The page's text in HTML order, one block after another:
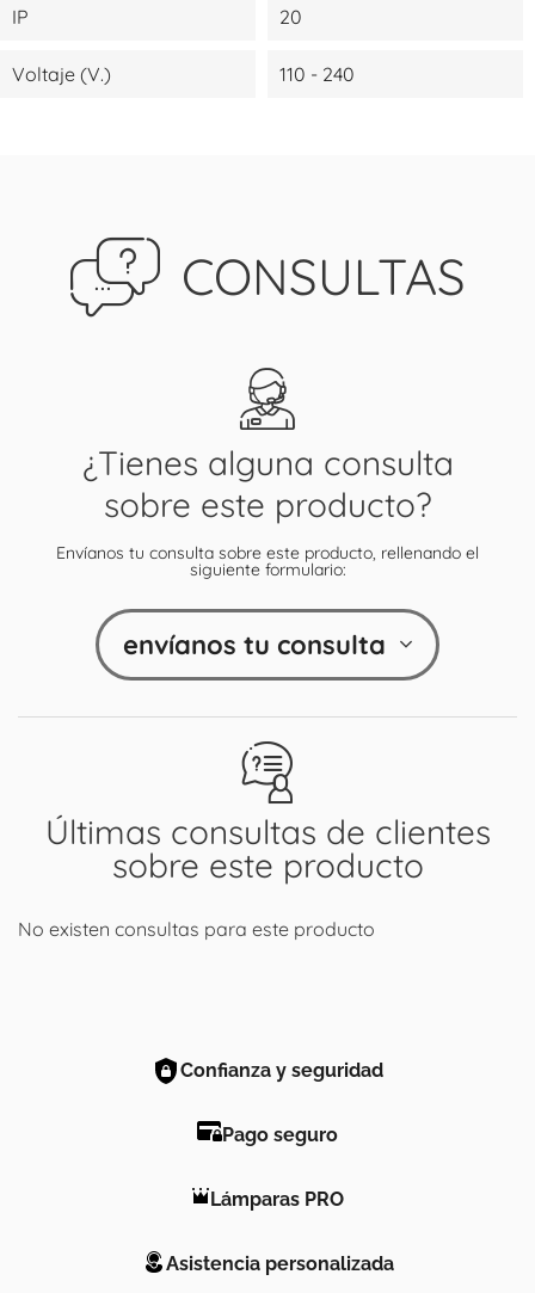
IP 20
Voltaje (V.) 110 - 240
CONSULTAS
Últimas consultas de clientes
sobre este producto
No existen consultas para este producto
¿Tienes alguna consulta
sobre este producto?
Envíanos tu consulta sobre este producto, rellenando el
siguiente formulario:
envíanos tu consulta
Confianza y seguridad
Pago seguro
Lámparas PRO
Asistencia personalizada